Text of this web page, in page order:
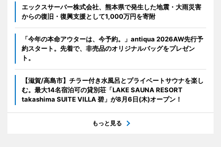
エックスサーバー株式会社、熊本県で発生した地震・大雨災害
からの復旧・復興支援として1,000万円を寄附
「今年の本命アウターは、今予約。」antiqua 2026AW先行予
約スタート。先着で、非売品のオリジナルバッグをプレゼン
ト。
【滋賀/高島市】チラー付き水風呂とプライベートサウナを楽し
む。最大14名宿泊可の貸別荘「LAKE SAUNA RESORT
takashima SUITE VILLA 碧」が8月6日(木)オープン！
もっと見る